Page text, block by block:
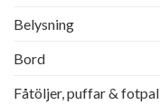
Belysning
Bord
Fåtöljer, puffar &